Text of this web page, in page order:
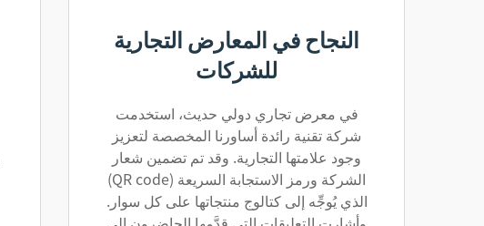
النجاح في المعارض التجارية
للشركات
في معرض تجاري دولي حديث، استخدمت
شركة تقنية رائدة أساورنا المخصصة لتعزيز
وجود علامتها التجارية. وقد تم تضمين شعار
الشركة ورمز الاستجابة السريعة (QR code)
الذي يُوجِّه إلى كتالوج منتجاتها على كل سوار.